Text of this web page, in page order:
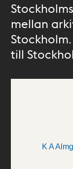
mellan
till
K A